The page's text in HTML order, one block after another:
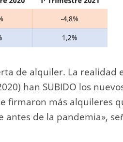
de alquiler. La realidad
han SUBIDO los
firmaron más alquileres
de la pandemia»,